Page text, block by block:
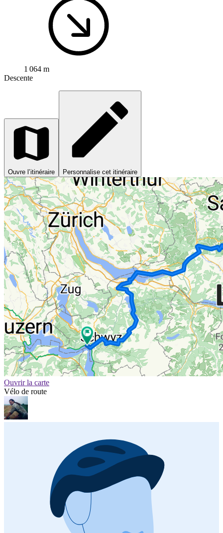
1 064 m
Descente
Ouvre l’itinéraire Personnalise cet itinéraire
Ouvrir la carte
Vélo de route